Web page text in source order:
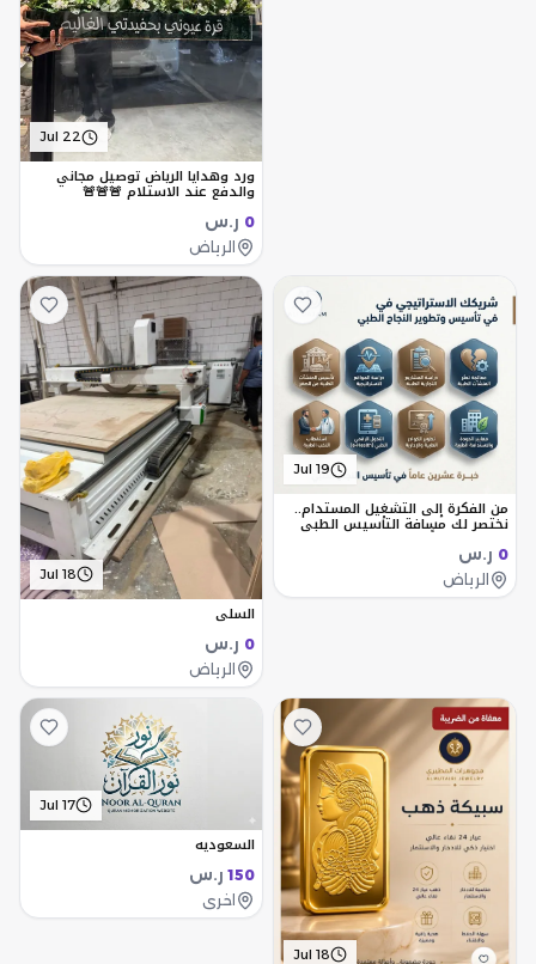
Jul 22
ورد وهدايا الرياض توصيل مجاني
والدفع عند الاستلام 🚨🚨🚨
0 ر.س
الرياض
Jul 19
من الفكرة إلى التشغيل المستدام..
نختصر لك مسافة التأسيس الطبي
بخبرة 20 عاماً
0 ر.س
الرياض Jul 18
السلي
0 ر.س
الرياض
Jul 18
Jul 17
السعوديه
150 ر.س
اخرى